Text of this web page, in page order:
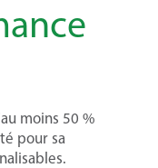
moins 50 %
pour sa